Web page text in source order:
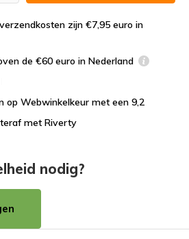
zijn €7,95 euro in
de €60 euro in Nederland
op Webwinkelkeur met een 9,2
met Riverty
nodig?